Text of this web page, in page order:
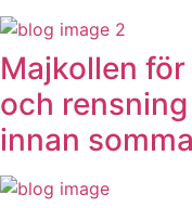
Majkollen
och
innan